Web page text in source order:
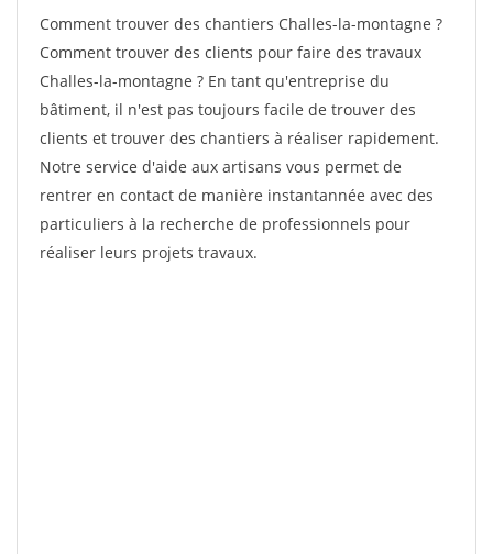
Comment trouver des chantiers Challes-la-montagne ?
Comment trouver des clients pour faire des travaux
Challes-la-montagne ? En tant qu'entreprise du
bâtiment, il n'est pas toujours facile de trouver des
clients et trouver des chantiers à réaliser rapidement.
Notre service d'aide aux artisans vous permet de
rentrer en contact de manière instantannée avec des
particuliers à la recherche de professionnels pour
réaliser leurs projets travaux.